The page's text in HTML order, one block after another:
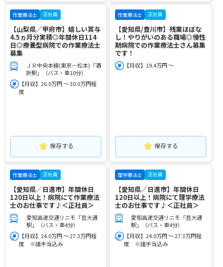
作業療法士 正社員
【山梨県／甲府市】嬉しい賞与
4.5ヵ月分実積◎年間休日114
日◎療養型病院での作業療法士
募集
ＪＲ中央本線(東京－松本)「酒
折駅」（バス・車10分）
【月収】26.0万円 ～ 30.0万円程
度
保存する
作業療法士 正社員
【愛知県/豊川市】残業ほぼな
し！やりがいのある職場◎慢性
期病院での作業療法士さん募集
です！
【月収】19.4万円 ～
保存する
作業療法士 正社員
【愛知県／日進市】年間休日
120日以上！病院にて作業療法
士のお仕事です♪＜正社員＞
愛知高速交通リニモ「芸大通
駅」（バス・車4分）
【月収】24.0万円 ～ 27.3万円程
度 ※諸手当込み
理学療法士 正社員
【愛知県／日進市】年間休日
120日以上！病院にて理学療法
士のお仕事です♪＜正社員＞
愛知高速交通リニモ「芸大通
駅」（バス・車4分）
【月収】24.0万円 ～ 27.3万円程
度 ※諸手当込み